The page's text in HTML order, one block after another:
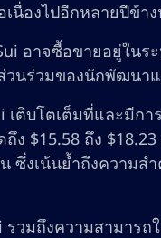
นื่องไปอีกหลายปีข้า
อาจซื้อขายอยู่ในร
นร่วมของนักพัฒนา
เติบโตเต็มที่และมี
ง $15.58 ถึง
ซึ่งเน้นย้ำถึงความ
วมถึงความสามาร